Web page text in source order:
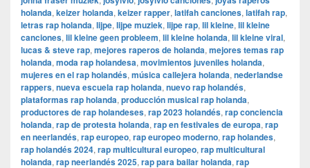
holanda, keizer holanda, keizer rapper, latifah canciones, latifah rap,
letras rap holanda, lijpe, lijpe muziek, lijpe rap, lil kleine, lil kleine
canciones, lil kleine geen probleem, lil kleine holanda, lil kleine viral,
lucas & steve rap, mejores raperos de holanda, mejores temas rap
holanda, moda rap holandesa, movimientos juveniles holanda,
mujeres en el rap holandés, música callejera holanda, nederlandse
rappers, nueva escuela rap holanda, nuevo rap holandés,
plataformas rap holanda, producción musical rap holanda,
productores de rap holandeses, rap 2023 holandés, rap conciencia
holanda, rap de protesta holanda, rap en festivales de europa, rap
en neerlandés, rap europeo, rap europeo moderno, rap holandes,
rap holandés 2024, rap multicultural europeo, rap multicultural
holanda, rap neerlandés 2025, rap para bailar holanda, rap